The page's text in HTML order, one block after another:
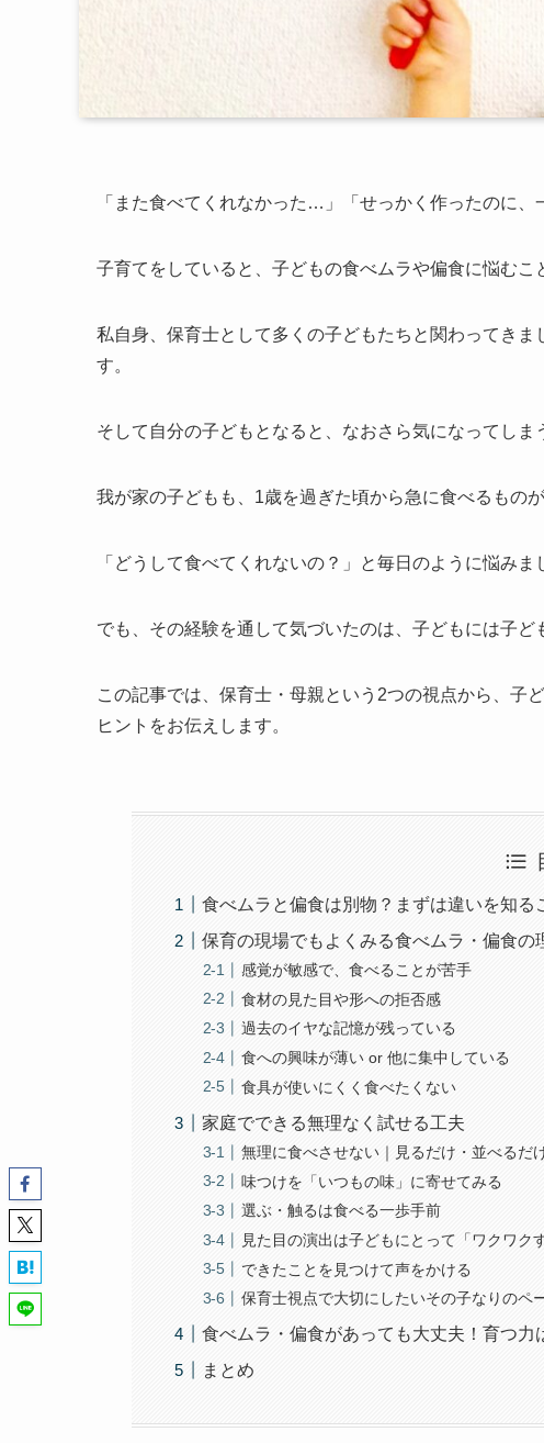
「また食べてくれなかった…」「せっかく作ったのに、
子育てをしていると、子どもの食べムラや偏食に悩む
私自身、保育士として多くの子どもたちと関わってき
す。
そして自分の子どもとなると、なおさら気になってしま
我が家の子どもも、1歳を過ぎた頃から急に食べるもの
「どうして食べてくれないの？」と毎日のように悩みま
でも、その経験を通して気づいたのは、子どもには子ど
この記事では、保育士・母親という2つの視点から、子
ヒントをお伝えします。
食べムラと偏食は別物？まずは違いを知る
保育の現場でもよくみる食べムラ・偏食の
感覚が敏感で、食べることが苦手
食材の見た目や形への拒否感
過去のイヤな記憶が残っている
食への興味が薄い or 他に集中している
食具が使いにくく食べたくない
家庭でできる無理なく試せる工夫
無理に食べさせない｜見るだけ・並べるだ
味つけを「いつもの味」に寄せてみる
選ぶ・触るは食べる一歩手前
見た目の演出は子どもにとって「ワクワク
できたことを見つけて声をかける
保育士視点で大切にしたいその子なりのペ
食べムラ・偏食があっても大丈夫！育つ力
まとめ